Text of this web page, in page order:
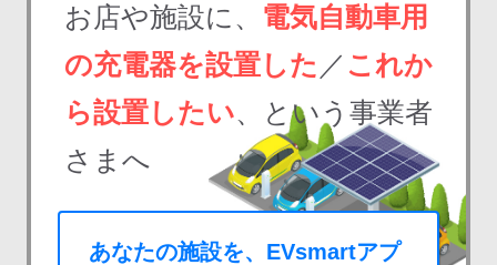
お店や施設に、 電気自動車用
の充電器を設置した ／ これか
ら設置したい、という事業者
さまへ
あなたの施設を、EVsmartアプ